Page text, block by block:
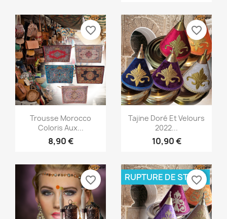
Aperçu rapide
Trousse Morocco
Coloris Aux...
8,90 €
favorite_border
Aperçu rapide
Tajine Doré Et Velours
2022...
10,90 €
favorite_border
favorite_border RUPTURE DE STOCK
favorite_border